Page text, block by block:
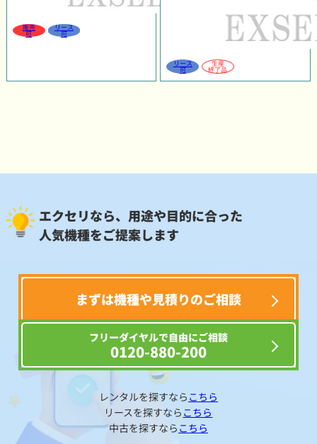
販売
可
リース
可
リース
可
生産
終了品
エクセリなら、用途や目的に合った
人気機種をご提案します
まずは機種や見積りのご相談
フリーダイヤルで自由にご相談
0120-880-200
レンタルを探すなら こちら
リースを探すなら こちら
中古を探すなら こちら